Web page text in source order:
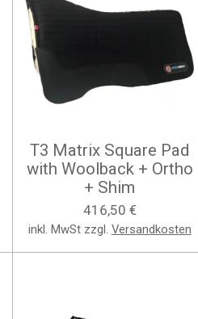
T3 Matrix Square Pad
with Woolback + Ortho
+ Shim
416,50 €
inkl. MwSt zzgl. Versandkosten